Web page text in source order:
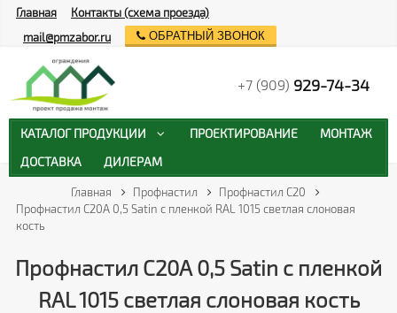
Главная Профнастил
Профнастил С20
Профнастил С20А 0,5 Satin с пленкой RAL 1015 светлая слоновая
кость
Профнастил С20А 0,5 Satin с пленкой
RAL 1015 светлая слоновая кость
Главная
Контакты (схема проезда)
mail@pmzabor.ru
ОБРАТНЫЙ ЗВОНОК
+7 (909) 929-74-34
КАТАЛОГ ПРОДУКЦИИ ПРОЕКТИРОВАНИЕ
МОНТАЖ
ДОСТАВКА
ДИЛЕРАМ